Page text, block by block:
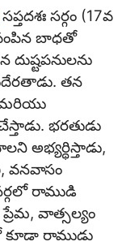
సప్తదశః సర్గం (17వ
బాధతో
తన
మరియు
భరతుడు
అభ్యర్థిస్తాడు,
వనవాసం
రాముడి
వాత్సల్యం
కూడా రాముడు